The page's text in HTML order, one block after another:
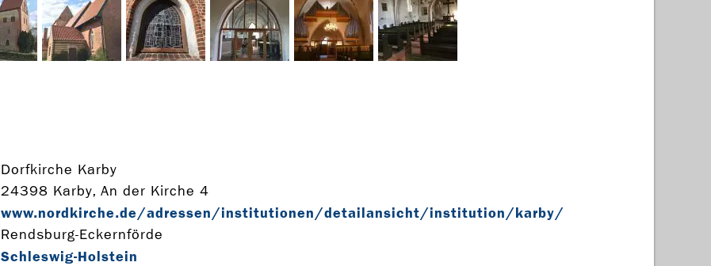
Dorfkirche Karby
24398 Karby, An der Kirche 4
www.nordkirche.de/adressen/institutionen/detailansicht/institution/karby/
Rendsburg-Eckernförde
Schleswig-Holstein